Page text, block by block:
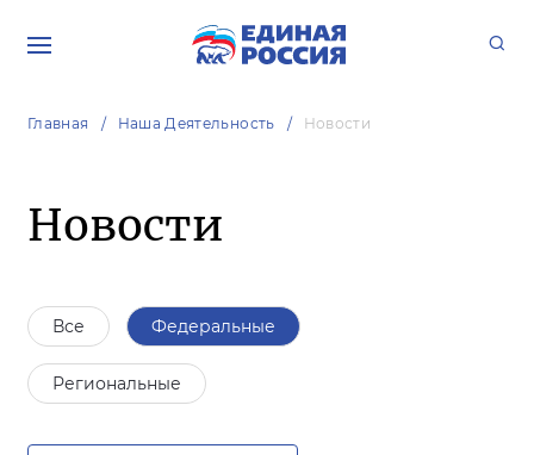
Главная Наша Деятельность Новости
Новости
Все Федеральные
Региональные